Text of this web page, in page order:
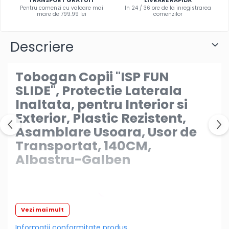
fetite
Jucarii de plus
Motociclete de jucarie
Papusi
Puzzle
Roboti de jucarie
Set joaca doctor
Set joaca gradinarit
Utilaje constructie de jucarie
Pentru comenzi cu valoare mai
mare de 799.99 lei
In 24 / 36 ore de la inregistrarea
comenzilor
Descriere
Tobogan Copii "ISP FUN
SLIDE", Protectie Laterala
Inaltata, pentru Interior si
Exterior, Plastic Rezistent,
Asamblare Usoara, Usor de
Transportat, 140CM,
Albastru-Galben
Vezi mai mult